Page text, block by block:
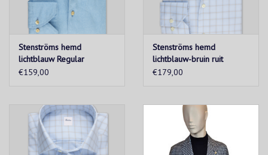
Stenströms hemd
lichtblauw Regular
€159,00
Stenströms hemd
lichtblauw-bruin ruit
Regular
€179,00